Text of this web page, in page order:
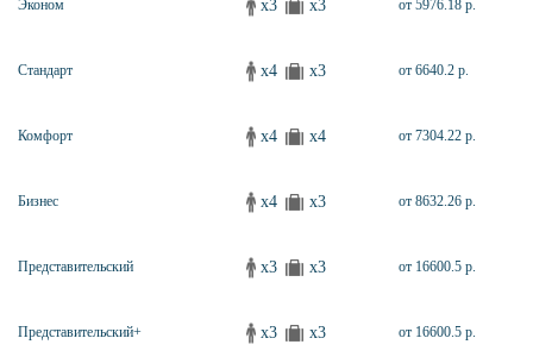
Эконом x3 x3 от 5976.18 р.
Стандарт x4 x3 от 6640.2 р.
Комфорт x4 x4 от 7304.22 р.
Бизнес x4 x3 от 8632.26 р.
Представительский x3 x3 от 16600.5 р.
Представительский+ x3 x3 от 16600.5 р.